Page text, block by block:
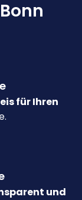
für Ihren
und